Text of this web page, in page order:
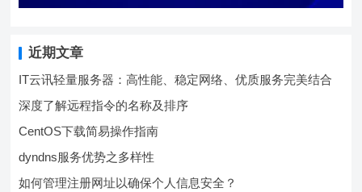
近期文章
IT云讯轻量服务器：高性能、稳定网络、优质服务完美结合
深度了解远程指令的名称及排序
CentOS下载简易操作指南
dyndns服务优势之多样性
如何管理注册网址以确保个人信息安全？